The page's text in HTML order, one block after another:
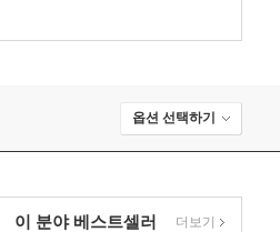
옵션 선택하기
이 분야 베스트셀러 더보기